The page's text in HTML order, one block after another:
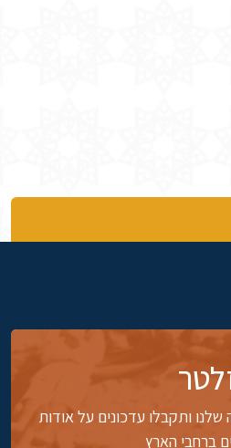
ותקבלו עדכונים על אודות
ברחבי הארץ